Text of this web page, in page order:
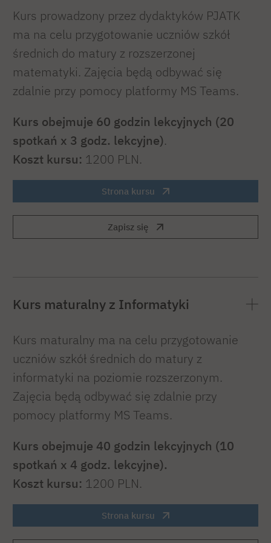
Kurs prowadzony przez dydaktyków PJATK
ma na celu przygotowanie uczniów szkół
średnich do matury z rozszerzonej
matematyki. Zajęcia będą odbywać się
zdalnie przy pomocy platformy MS Teams.
Kurs obejmuje 60 godzin lekcyjnych (20
spotkań x 3 godz. lekcyjne).
Koszt kursu: 1200 PLN.
Strona kursu
Zapisz się
Kurs maturalny z Informatyki
Kurs maturalny ma na celu przygotowanie
uczniów szkół średnich do matury z
informatyki na poziomie rozszerzonym.
Zajęcia będą odbywać się zdalnie przy
pomocy platformy MS Teams.
Kurs obejmuje 40 godzin lekcyjnych (10
spotkań x 4 godz. lekcyjne).
Koszt kursu: 1200 PLN.
Strona kursu